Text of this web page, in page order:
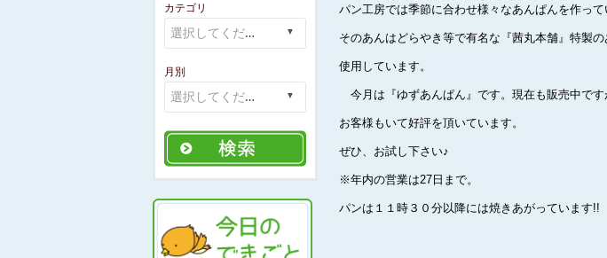
カテゴリ
月別
パン工房では季節に合わせ様々なあんぱんを作って
そのあんはどらやき等で有名な『茜丸本舗』特製の
使用しています。
今月は 『ゆずあんぱん』 です。現在も販売中で
お客様もいて好評を頂いています。
ぜひ、お試し下さい♪
※年内の営業は27日まで。
パンは１１時３０分以降には焼きあがっています!!